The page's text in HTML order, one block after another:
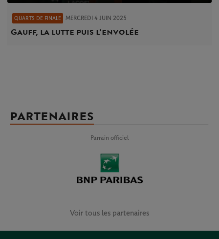
QUARTS DE FINALE MERCREDI 4 JUIN 2025
Gauff, la lutte puis l'envolée
PARTENAIRES
Parrain officiel
Voir tous les partenaires